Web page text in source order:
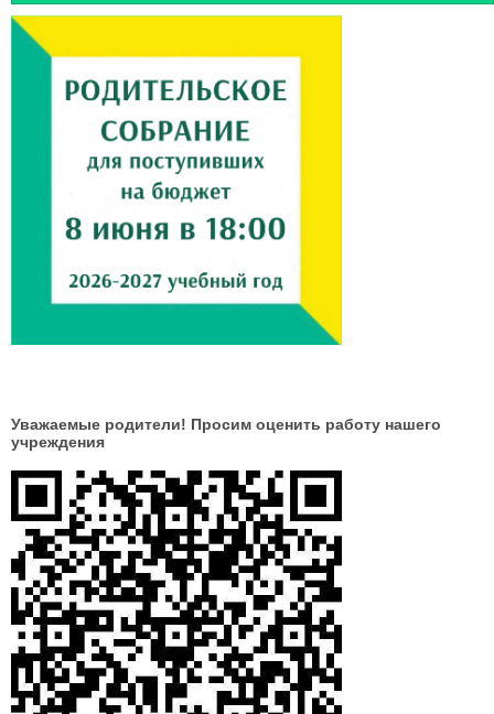
Уважаемые родители! Просим оценить работу нашего
учреждения